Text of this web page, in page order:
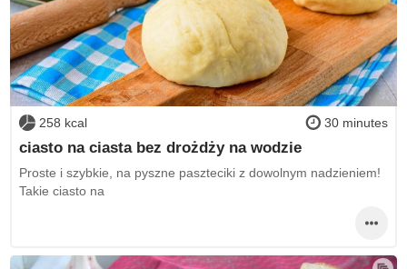
258 kcal 30 minutes
ciasto na ciasta bez drożdży na wodzie
Proste i szybkie, na pyszne paszteciki z dowolnym nadzieniem!
Takie ciasto na